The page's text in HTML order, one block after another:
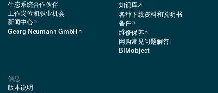
生态系统合作伙伴
工作岗位和职业机会
新闻中心
Georg Neumann GmbH
知识库
各种下载资料和说明书
备件
维修保养
网购常见问题解答
BIMobject
信息
版本说明